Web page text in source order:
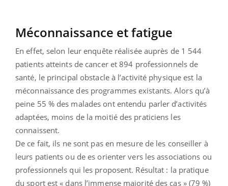
Méconnaissance et fatigue
En effet, selon leur enquête réalisée auprès de 1 544
patients atteints de cancer et 894 professionnels de
santé, le principal obstacle à l’activité physique est la
méconnaissance des programmes existants. Alors qu’à
peine 55 % des malades ont entendu parler d’activités
adaptées, moins de la moitié des praticiens les
connaissent.
De ce fait, ils ne sont pas en mesure de les conseiller à
leurs patients ou de es orienter vers les associations ou
professionnels qui les proposent. Résultat : la pratique
du sport est « dans l’immense majorité des cas » (79 %)